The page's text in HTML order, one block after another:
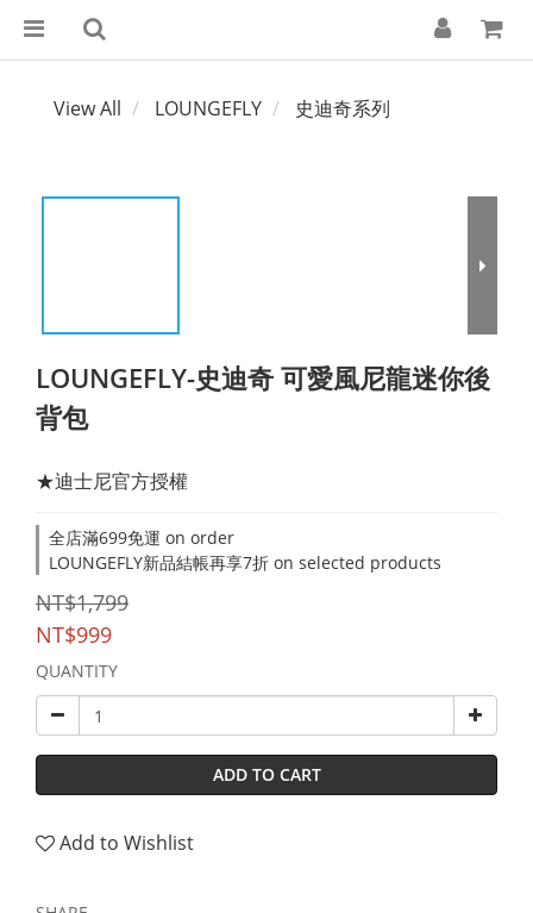
View All LOUNGEFLY 史迪奇系列
LOUNGEFLY-史迪奇 可愛風尼龍迷你後
背包
★迪士尼官方授權
全店滿699免運 on order
LOUNGEFLY新品結帳再享7折 on selected products
NT$1,799
NT$999
QUANTITY
ADD TO CART
Add to Wishlist